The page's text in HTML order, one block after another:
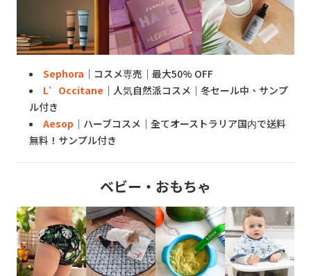
Sephora ｜コスメ専売｜最大50% OFF
L’Occitane ｜人気自然派コスメ｜冬セール中、サンプ
ル付き
Aesop ｜ハーブコスメ｜全てオーストラリア国内で送料
無料！サンプル付き
ベビー・おもちゃ